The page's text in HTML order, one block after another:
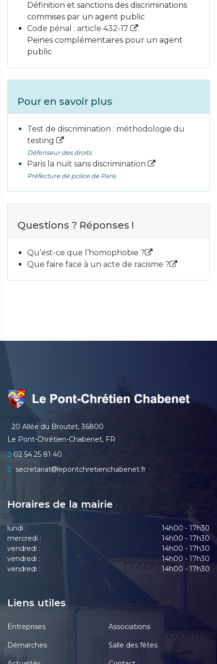
Définition et sanctions des discriminations
commises par un agent public
Code pénal : article 432-17
Peines complémentaires pour un agent
public
Pour en savoir plus
Test de discrimination : méthodologie du
testing
Défenseur des droits
Paris la nuit sans discrimination
Préfecture de police de Paris
Questions ? Réponses !
Qu’est-ce que l’homophobie ?
Que faire face à un acte de racisme ?
20 Allée du Broutet, 36800
Le Pont-Chrétien-Chabenet, FR
02 54 25 81 40
secretariat
lepontchretienchabenet.fr
Horaires de la mairie
lundi :
14h00 - 17h30
mercredi :
14h00 - 17h30
vendredi :
14h00 - 17h30
vendredi :
14h00 - 17h30
vendredi :
14h00 - 17h30
Liens utiles
Entreprises Associations
Démarches Salle des fêtes